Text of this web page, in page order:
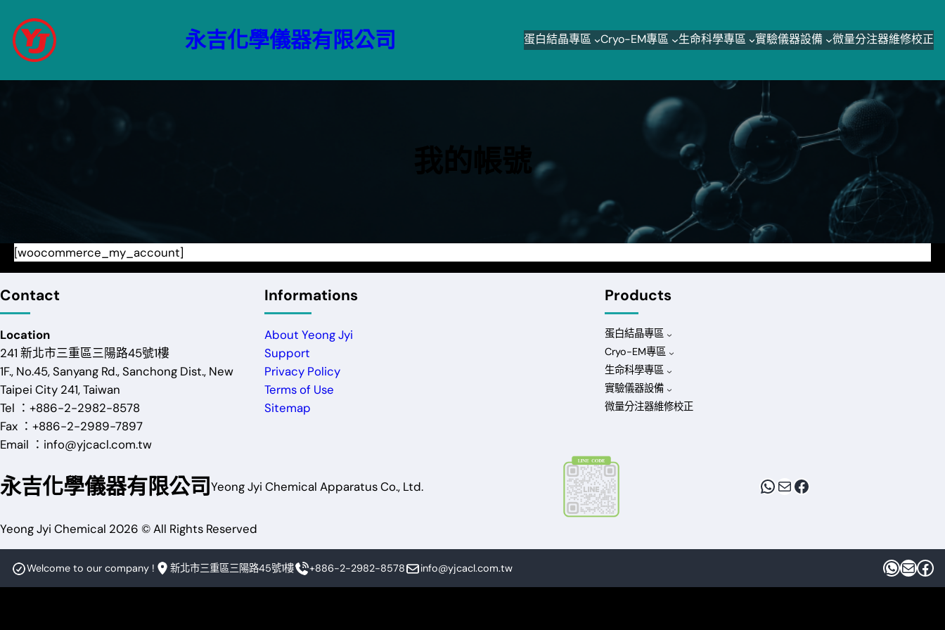
內
永吉化學儀器有限公司 蛋白結晶專區 Cryo-EM專區 生命科學專區 實驗儀器設備 微量分注器維修校正
[woocommerce_my_account]
Contact
Location
241 新北市三重區三陽路45號1樓
1F., No.45, Sanyang Rd., Sanchong Dist., New
Taipei City 241, Taiwan
Tel ：+886-2-2982-8578
Fax ：+886-2-2989-7897
Email ：info@yjcacl.com.tw
Informations
About Yeong Jyi
Support
Privacy Policy
Terms of Use
Sitemap
Products
蛋白結晶專區
Cryo-EM專區
生命科學專區
實驗儀器設備
微量分注器維修校正
永吉化學儀器有限公司Yeong Jyi Chemical Apparatus Co., Ltd. WhatsApp 電子郵件Facebook
Yeong Jyi Chemical 2026 © All Rights Reserved
Welcome to our company ! 新北市三重區三陽路45號1樓 +886-2-2982-8578 info@yjcacl.com.tw WhatsApp 電子郵件Facebook